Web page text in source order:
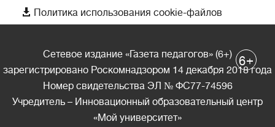
 Политика использования cookie-файлов
Сетевое издание «Газета педагогов» (6+)
зарегистрировано Роскомнадзором 14 декабря 2018 года
Номер свидетельства ЭЛ № ФС77-74596
Учредитель – Инновационный образовательный центр
«Мой университет»
6+